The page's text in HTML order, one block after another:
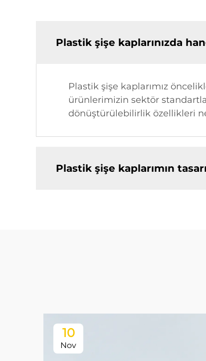
Plastik şişe kaplarınızda
Plastik şişe kaplarımız
ürünlerimizin sektör
dönüştürülebilirlik özellikleri
Plastik şişe kaplarımın
10
Nov